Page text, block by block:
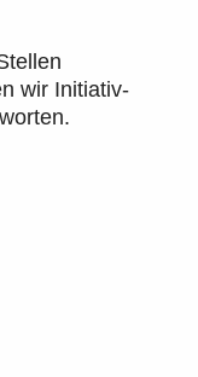
wir Initiativ-